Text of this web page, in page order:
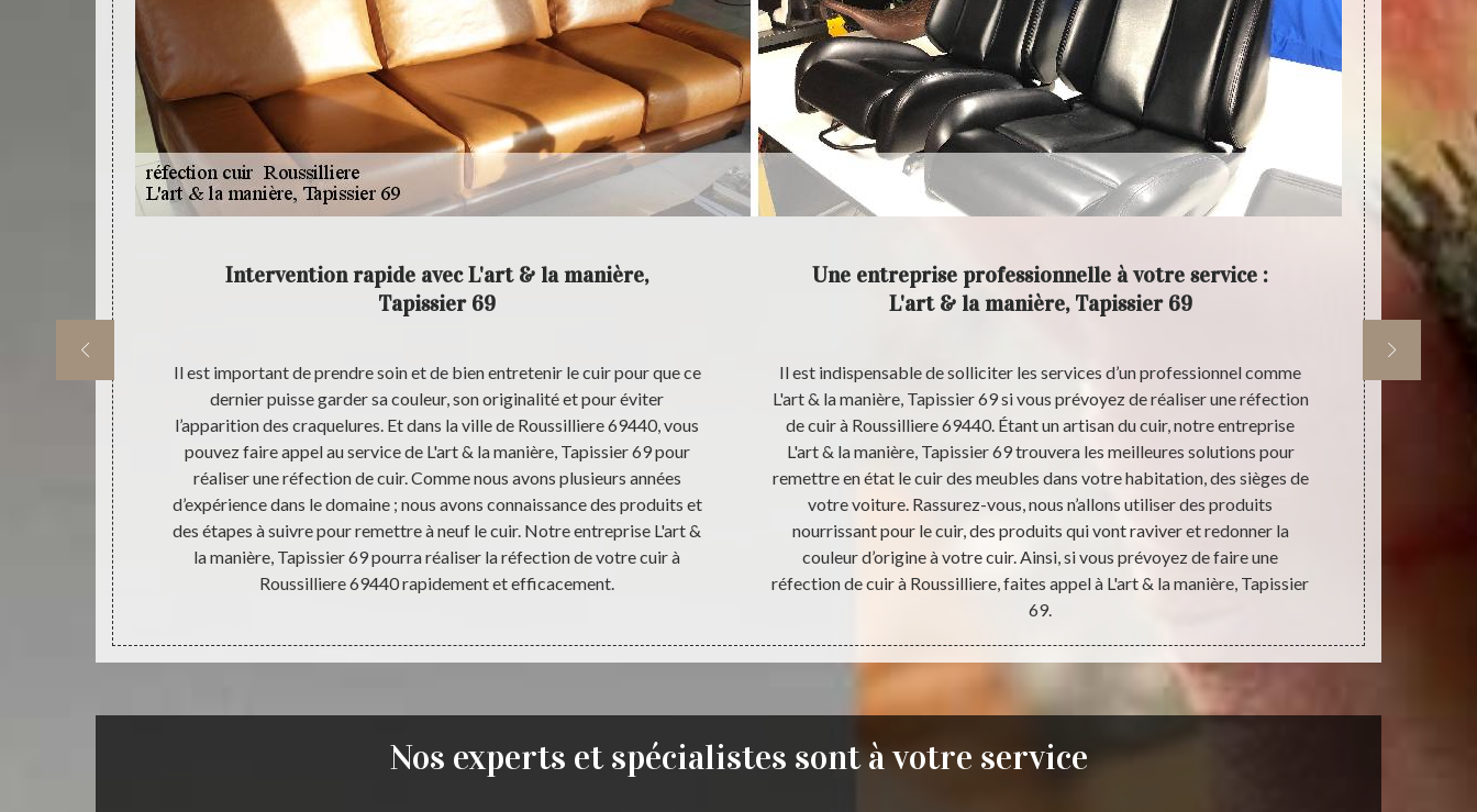
Intervention rapide avec L'art & la manière,
Tapissier 69
Il est important de prendre soin et de bien entretenir le cuir pour que ce
dernier puisse garder sa couleur, son originalité et pour éviter
l’apparition des craquelures. Et dans la ville de Roussilliere 69440, vous
pouvez faire appel au service de L'art & la manière, Tapissier 69 pour
réaliser une réfection de cuir. Comme nous avons plusieurs années
d’expérience dans le domaine ; nous avons connaissance des produits et
des étapes à suivre pour remettre à neuf le cuir. Notre entreprise L'art &
la manière, Tapissier 69 pourra réaliser la réfection de votre cuir à
Roussilliere 69440 rapidement et efficacement.
Une entreprise professionnelle à votre service :
L'art & la manière, Tapissier 69
Il est indispensable de solliciter les services d’un professionnel comme
L'art & la manière, Tapissier 69 si vous prévoyez de réaliser une réfection
de cuir à Roussilliere 69440. Étant un artisan du cuir, notre entreprise
L'art & la manière, Tapissier 69 trouvera les meilleures solutions pour
remettre en état le cuir des meubles dans votre habitation, des sièges de
votre voiture. Rassurez-vous, nous n’allons utiliser des produits
nourrissant pour le cuir, des produits qui vont raviver et redonner la
couleur d’origine à votre cuir. Ainsi, si vous prévoyez de faire une
réfection de cuir à Roussilliere, faites appel à L'art & la manière, Tapissier
69.
Nos experts et spécialistes sont à votre service